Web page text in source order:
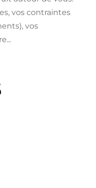
vos contraintes
vos